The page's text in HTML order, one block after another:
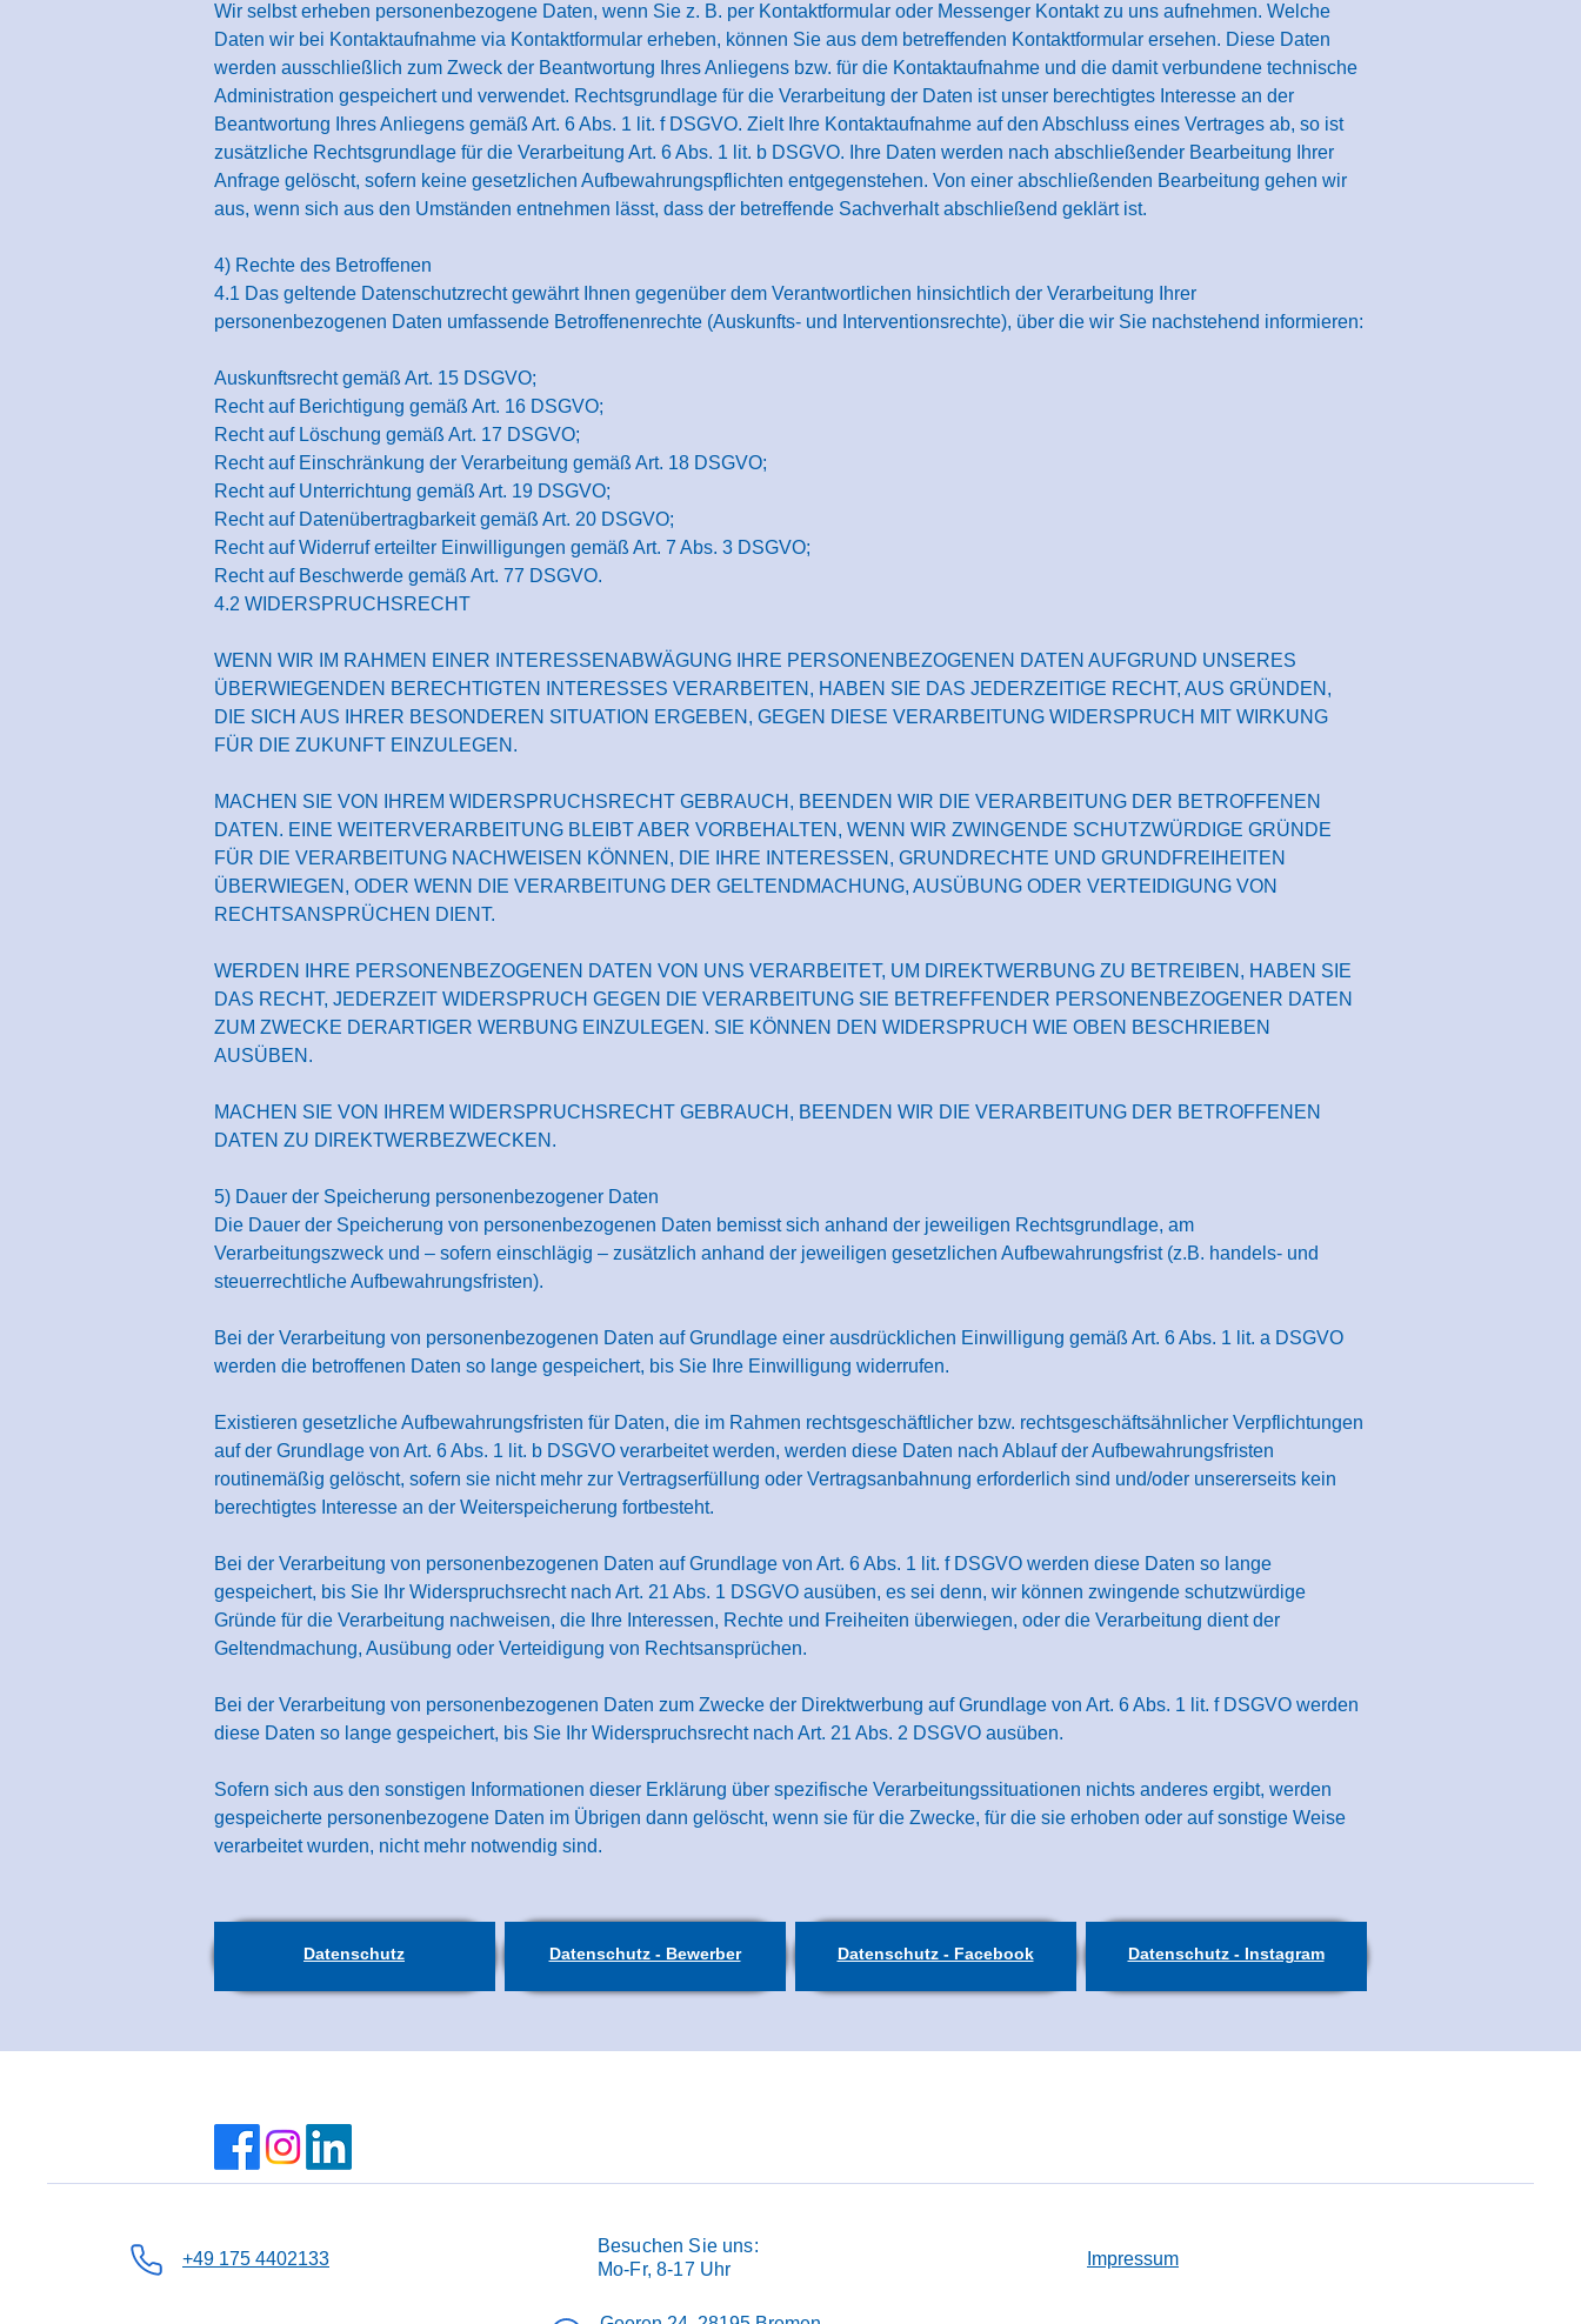
Wir selbst erheben personenbezogene Daten, wenn Sie z. B. per Kontaktformular oder Messenger Kontakt zu uns aufnehmen. Welche
Daten wir bei Kontaktaufnahme via Kontaktformular erheben, können Sie aus dem betreffenden Kontaktformular ersehen. Diese Daten
werden ausschließlich zum Zweck der Beantwortung Ihres Anliegens bzw. für die Kontaktaufnahme und die damit verbundene technische
Administration gespeichert und verwendet. Rechtsgrundlage für die Verarbeitung der Daten ist unser berechtigtes Interesse an der
Beantwortung Ihres Anliegens gemäß Art. 6 Abs. 1 lit. f DSGVO. Zielt Ihre Kontaktaufnahme auf den Abschluss eines Vertrages ab, so ist
zusätzliche Rechtsgrundlage für die Verarbeitung Art. 6 Abs. 1 lit. b DSGVO. Ihre Daten werden nach abschließender Bearbeitung Ihrer
Anfrage gelöscht, sofern keine gesetzlichen Aufbewahrungspflichten entgegenstehen. Von einer abschließenden Bearbeitung gehen wir
aus, wenn sich aus den Umständen entnehmen lässt, dass der betreffende Sachverhalt abschließend geklärt ist.
4) Rechte des Betroffenen
4.1 Das geltende Datenschutzrecht gewährt Ihnen gegenüber dem Verantwortlichen hinsichtlich der Verarbeitung Ihrer
personenbezogenen Daten umfassende Betroffenenrechte (Auskunfts- und Interventionsrechte), über die wir Sie nachstehend informieren:
Auskunftsrecht gemäß Art. 15 DSGVO;
Recht auf Berichtigung gemäß Art. 16 DSGVO;
Recht auf Löschung gemäß Art. 17 DSGVO;
Recht auf Einschränkung der Verarbeitung gemäß Art. 18 DSGVO;
Recht auf Unterrichtung gemäß Art. 19 DSGVO;
Recht auf Datenübertragbarkeit gemäß Art. 20 DSGVO;
Recht auf Widerruf erteilter Einwilligungen gemäß Art. 7 Abs. 3 DSGVO;
Recht auf Beschwerde gemäß Art. 77 DSGVO.
4.2 WIDERSPRUCHSRECHT
WENN WIR IM RAHMEN EINER INTERESSENABWÄGUNG IHRE PERSONENBEZOGENEN DATEN AUFGRUND UNSERES
ÜBERWIEGENDEN BERECHTIGTEN INTERESSES VERARBEITEN, HABEN SIE DAS JEDERZEITIGE RECHT, AUS GRÜNDEN,
DIE SICH AUS IHRER BESONDEREN SITUATION ERGEBEN, GEGEN DIESE VERARBEITUNG WIDERSPRUCH MIT WIRKUNG
FÜR DIE ZUKUNFT EINZULEGEN.
MACHEN SIE VON IHREM WIDERSPRUCHSRECHT GEBRAUCH, BEENDEN WIR DIE VERARBEITUNG DER BETROFFENEN
DATEN. EINE WEITERVERARBEITUNG BLEIBT ABER VORBEHALTEN, WENN WIR ZWINGENDE SCHUTZWÜRDIGE GRÜNDE
FÜR DIE VERARBEITUNG NACHWEISEN KÖNNEN, DIE IHRE INTERESSEN, GRUNDRECHTE UND GRUNDFREIHEITEN
ÜBERWIEGEN, ODER WENN DIE VERARBEITUNG DER GELTENDMACHUNG, AUSÜBUNG ODER VERTEIDIGUNG VON
RECHTSANSPRÜCHEN DIENT.
WERDEN IHRE PERSONENBEZOGENEN DATEN VON UNS VERARBEITET, UM DIREKTWERBUNG ZU BETREIBEN, HABEN SIE
DAS RECHT, JEDERZEIT WIDERSPRUCH GEGEN DIE VERARBEITUNG SIE BETREFFENDER PERSONENBEZOGENER DATEN
ZUM ZWECKE DERARTIGER WERBUNG EINZULEGEN. SIE KÖNNEN DEN WIDERSPRUCH WIE OBEN BESCHRIEBEN
AUSÜBEN.
MACHEN SIE VON IHREM WIDERSPRUCHSRECHT GEBRAUCH, BEENDEN WIR DIE VERARBEITUNG DER BETROFFENEN
DATEN ZU DIREKTWERBEZWECKEN.
5) Dauer der Speicherung personenbezogener Daten
Die Dauer der Speicherung von personenbezogenen Daten bemisst sich anhand der jeweiligen Rechtsgrundlage, am
Verarbeitungszweck und – sofern einschlägig – zusätzlich anhand der jeweiligen gesetzlichen Aufbewahrungsfrist (z.B. handels- und
steuerrechtliche Aufbewahrungsfristen).
Bei der Verarbeitung von personenbezogenen Daten auf Grundlage einer ausdrücklichen Einwilligung gemäß Art. 6 Abs. 1 lit. a DSGVO
werden die betroffenen Daten so lange gespeichert, bis Sie Ihre Einwilligung widerrufen.
Existieren gesetzliche Aufbewahrungsfristen für Daten, die im Rahmen rechtsgeschäftlicher bzw. rechtsgeschäftsähnlicher Verpflichtungen
auf der Grundlage von Art. 6 Abs. 1 lit. b DSGVO verarbeitet werden, werden diese Daten nach Ablauf der Aufbewahrungsfristen
routinemäßig gelöscht, sofern sie nicht mehr zur Vertragserfüllung oder Vertragsanbahnung erforderlich sind und/oder unsererseits kein
berechtigtes Interesse an der Weiterspeicherung fortbesteht.
Bei der Verarbeitung von personenbezogenen Daten auf Grundlage von Art. 6 Abs. 1 lit. f DSGVO werden diese Daten so lange
gespeichert, bis Sie Ihr Widerspruchsrecht nach Art. 21 Abs. 1 DSGVO ausüben, es sei denn, wir können zwingende schutzwürdige
Gründe für die Verarbeitung nachweisen, die Ihre Interessen, Rechte und Freiheiten überwiegen, oder die Verarbeitung dient der
Geltendmachung, Ausübung oder Verteidigung von Rechtsansprüchen.
Bei der Verarbeitung von personenbezogenen Daten zum Zwecke der Direktwerbung auf Grundlage von Art. 6 Abs. 1 lit. f DSGVO werden
diese Daten so lange gespeichert, bis Sie Ihr Widerspruchsrecht nach Art. 21 Abs. 2 DSGVO ausüben.
Sofern sich aus den sonstigen Informationen dieser Erklärung über spezifische Verarbeitungssituationen nichts anderes ergibt, werden
gespeicherte personenbezogene Daten im Übrigen dann gelöscht, wenn sie für die Zwecke, für die sie erhoben oder auf sonstige Weise
verarbeitet wurden, nicht mehr notwendig sind.
Datenschutz Datenschutz - Bewerber Datenschutz - Facebook Datenschutz - Instagram
+49 175 4402133
Besuchen Sie uns:
Mo-Fr, 8-17 Uhr
Impressum